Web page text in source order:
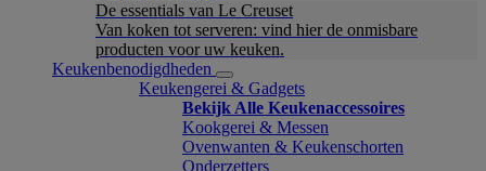
De essentials van Le Creuset
Van koken tot serveren: vind hier de onmisbare
producten voor uw keuken.
Keukenbenodigdheden
Keukengerei & Gadgets
Bekijk Alle Keukenaccessoires
Kookgerei & Messen
Ovenwanten & Keukenschorten
Onderzetters